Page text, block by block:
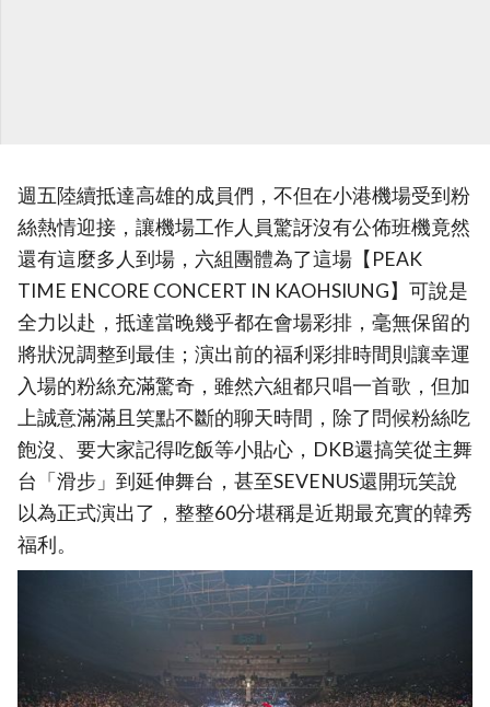
週五陸續抵達高雄的成員們，不但在小港機場受到粉
絲熱情迎接，讓機場工作人員驚訝沒有公佈班機竟然
還有這麼多人到場，六組團體為了這場【PEAK
TIME ENCORE CONCERT IN KAOHSIUNG】可說是
全力以赴，抵達當晚幾乎都在會場彩排，毫無保留的
將狀況調整到最佳；演出前的福利彩排時間則讓幸運
入場的粉絲充滿驚奇，雖然六組都只唱一首歌，但加
上誠意滿滿且笑點不斷的聊天時間，除了問候粉絲吃
飽沒、要大家記得吃飯等小貼心，DKB還搞笑從主舞
台「滑步」到延伸舞台，甚至SEVENUS還開玩笑說
以為正式演出了，整整60分堪稱是近期最充實的韓秀
福利。